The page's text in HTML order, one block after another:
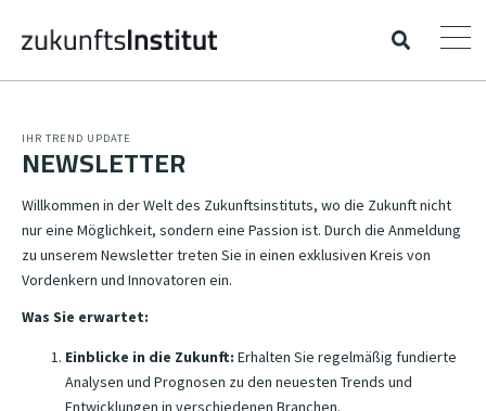
IHR TREND UPDATE
NEWSLETTER
Willkommen in der Welt des Zukunftsinstituts, wo die Zukunft nicht
nur eine Möglichkeit, sondern eine Passion ist. Durch die Anmeldung
zu unserem Newsletter treten Sie in einen exklusiven Kreis von
Vordenkern und Innovatoren ein.
Was Sie erwartet:
Einblicke in die Zukunft: Erhalten Sie regelmäßig fundierte
Analysen und Prognosen zu den neuesten Trends und
Entwicklungen in verschiedenen Branchen.